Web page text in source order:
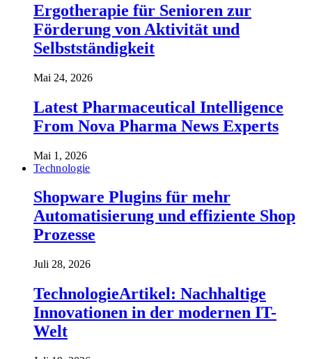
Ergotherapie für Senioren zur
Förderung von Aktivität und
Selbstständigkeit
Mai 24, 2026
Latest Pharmaceutical Intelligence
From Nova Pharma News Experts
Mai 1, 2026
Technologie
Shopware Plugins für mehr
Automatisierung und effiziente Shop
Prozesse
Juli 28, 2026
TechnologieArtikel: Nachhaltige
Innovationen in der modernen IT-
Welt